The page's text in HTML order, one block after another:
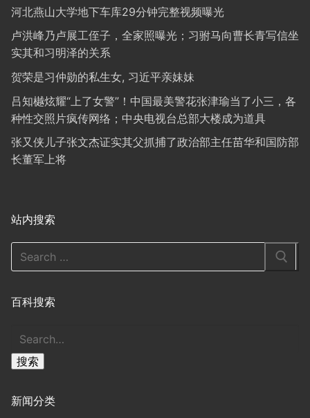
河北燕山大学地下车库29分钟完整视频曝光
卢洪峰乃卢展工侄子，全家照曝光；习驸马向曹长青写信坐
实其和习明泽的关系
贺荣是习仲勋的私生女, 习近平亲妹妹
吕知樾炫耀“上了女警”！中国最美警花张津瑜当了小三，各
种性交照片疯传网络；中央电视台总部大楼成为道具
张又侠儿子张文杰证实其父抓捕了政治部主任苗华和国防部
长董军上将
站内搜索
Search
for:
百科搜索
搜索
新闻分类